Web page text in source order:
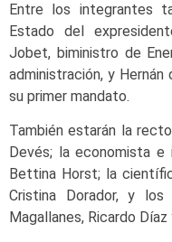
Entre los integrantes
Estado del
Jobet, biministro de
administración, y
su primer mandato.
También estarán la
Devés; la economista
Bettina Horst; la
Cristina Dorador, y
Magallanes, Ricardo